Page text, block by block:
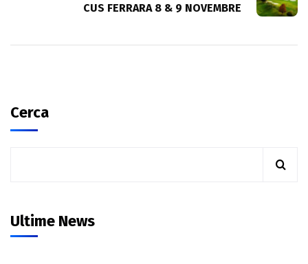
CUS FERRARA 8 & 9 NOVEMBRE
Cerca
Ultime News